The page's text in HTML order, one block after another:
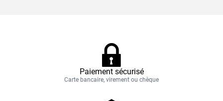
Paiement sécurisé
Carte bancaire, virement ou chèque